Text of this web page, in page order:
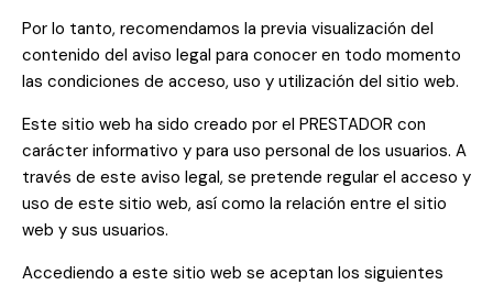
Por lo tanto, recomendamos la previa visualización del
contenido del aviso legal para conocer en todo momento
las condiciones de acceso, uso y utilización del sitio web.
Este sitio web ha sido creado por el PRESTADOR con
carácter informativo y para uso personal de los usuarios. A
través de este aviso legal, se pretende regular el acceso y
uso de este sitio web, así como la relación entre el sitio
web y sus usuarios.
Accediendo a este sitio web se aceptan los siguientes